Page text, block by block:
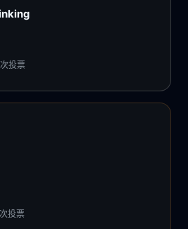
次投票
次投票